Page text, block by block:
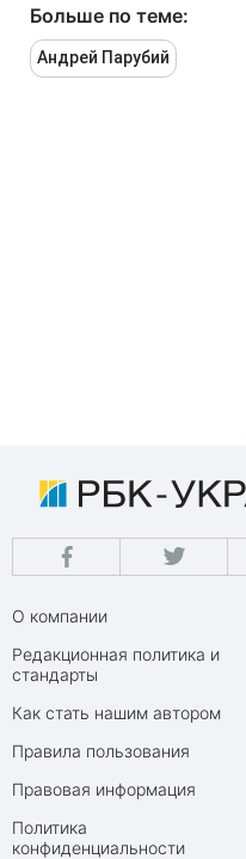
Больше по теме:
Андрей Парубий
О компании
Редакционная политика и
стандарты
Как стать нашим автором
Правила пользования
Правовая информация
Политика
конфиденциальности